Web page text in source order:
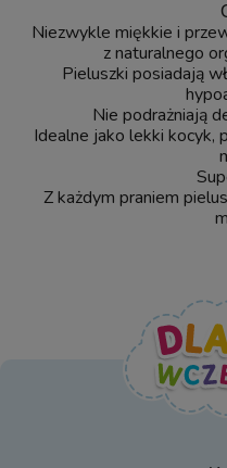
Niezwykle miękkie i
z naturalnego
Pieluszki posiadają
Nie podrażniają
Idealne jako lekki kocyk,
Z każdym praniem